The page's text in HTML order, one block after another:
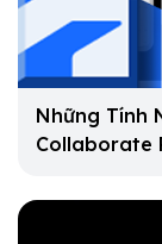
Những Tính
Collaborate